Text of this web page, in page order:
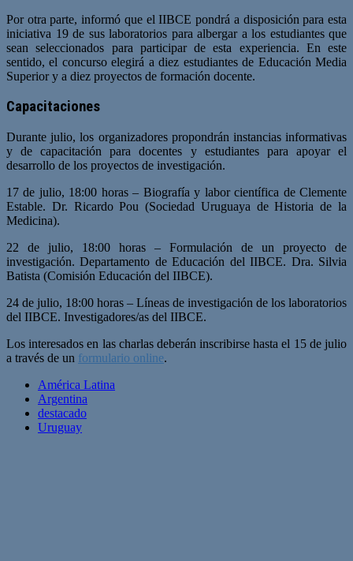
Por otra parte, informó que el IIBCE pondrá a disposición para esta
iniciativa 19 de sus laboratorios para albergar a los estudiantes que
sean seleccionados para participar de esta experiencia. En este
sentido, el concurso elegirá a diez estudiantes de Educación Media
Superior y a diez proyectos de formación docente.
Capacitaciones
Durante julio, los organizadores propondrán instancias informativas
y de capaci­tación para docentes y estudiantes para apoyar el
desarrollo de los proyectos de investigación.
17 de julio, 18:00 horas – Biografía y labor científica de Clemente
Estable. Dr. Ricardo Pou (Sociedad Uruguaya de Historia de la
Medicina).
22 de julio, 18:00 horas – Formulación de un proyecto de
investigación. Departamento de Educación del IIBCE. Dra. Silvia
Batista (Comisión Educación del IIBCE).
24 de julio, 18:00 horas – Líneas de investigación de los laboratorios
del IIBCE. Investigadores/as del IIBCE.
Los interesados en las charlas deberán inscribirse hasta el 15 de julio
a través de un formulario online.
América Latina
Argentina
destacado
Uruguay